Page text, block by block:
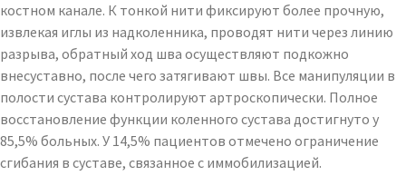
костном канале. К тонкой нити фиксируют более прочную,
извлекая иглы из надколенника, проводят нити через линию
разрыва, обратный ход шва осуществляют подкожно
внесуставно, после чего затягивают швы. Все манипуляции в
полости сустава контролируют артроскопически. Полное
восстановление функции коленного сустава достигнуто у
85,5% больных. У 14,5% пациентов отмечено ограничение
сгибания в суставе, связанное с иммобилизацией.